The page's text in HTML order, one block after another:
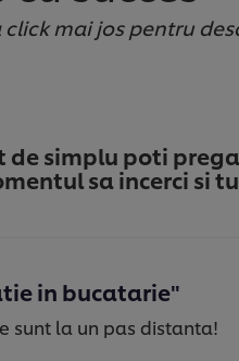
mai jos pentru
de simplu poti
sa incerci si
in bucatarie"
sunt la un pas distanta!